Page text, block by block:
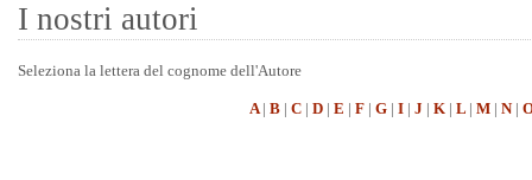
I nostri autori
Seleziona la lettera del cognome dell'Autore
A | B | C | D | E | F | G | I | J | K | L | M | N |